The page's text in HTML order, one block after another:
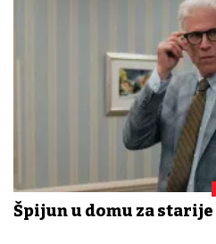
Špijun u domu za starije